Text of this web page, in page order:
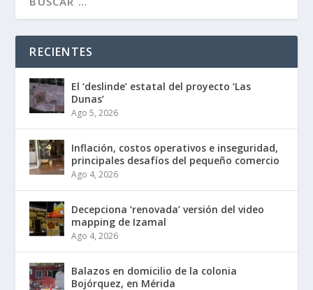
RECIENTES
El ‘deslinde’ estatal del proyecto ‘Las
Dunas’
Ago 5, 2026
Inflación, costos operativos e inseguridad,
principales desafíos del pequeño comercio
Ago 4, 2026
Decepciona ‘renovada’ versión del video
mapping de Izamal
Ago 4, 2026
Balazos en domicilio de la colonia
Bojórquez, en Mérida